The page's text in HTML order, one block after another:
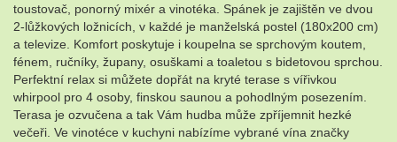
toustovač, ponorný mixér a vinotéka. Spánek je zajištěn ve dvou
2-lůžkových ložnicích, v každé je manželská postel (180x200 cm)
a televize. Komfort poskytuje i koupelna se sprchovým koutem,
fénem, ​​ručníky, župany, osuškami a toaletou s bidetovou sprchou.
Perfektní relax si můžete dopřát na kryté terase s vířivkou
whirpool pro 4 osoby, finskou saunou a pohodlným posezením.
Terasa je ozvučena a tak Vám hudba může zpříjemnit hezké
večeři. Ve vinotéce v kuchyni nabízíme vybrané vína značky